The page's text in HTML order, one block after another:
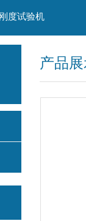
度试验机
产品